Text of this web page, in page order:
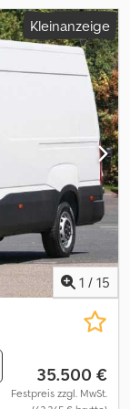
EG-
Fenster,
Fernbedienung
Kleinanzeige
1 / 15
35.500 €
Festpreis zzgl. MwSt.